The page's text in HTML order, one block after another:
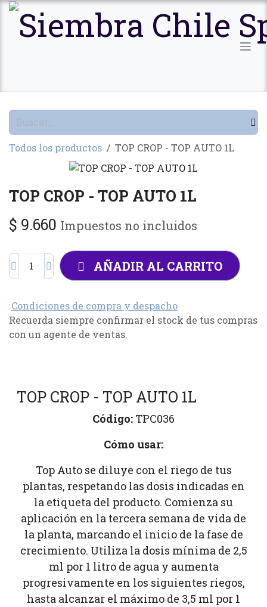
Ir al contenido
Todos los productos TOP CROP - TOP AUTO 1L
TOP CROP - TOP AUTO 1L
$ 9.660 Impuestos no incluidos
AÑADIR AL CARRITO
Condiciones de compra y despacho
Recuerda siempre confirmar el stock de tus compras
con un agente de ventas.
TOP CROP - TOP AUTO 1L
Código: TPC036
Cómo usar:
Top Auto se diluye con el riego de tus
plantas, respetando las dosis indicadas en
la etiqueta del producto. Comienza su
aplicación en la tercera semana de vida de
la planta, marcando el inicio de la fase de
crecimiento. Utiliza la dosis mínima de 2,5
ml por 1 litro de agua y aumenta
progresivamente en los siguientes riegos,
hasta alcanzar el máximo de 3,5 ml por 1